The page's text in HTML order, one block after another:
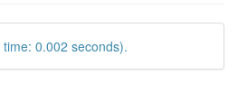
0.002 seconds).